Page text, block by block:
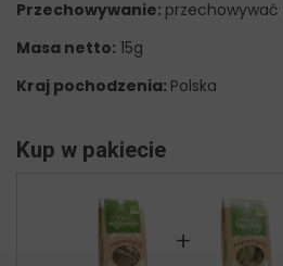
Przechowywanie:
Masa netto: 15g
Kraj pochodzenia: Polska
Kup w pakiecie
+